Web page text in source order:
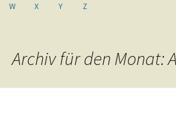
W
X Y Z
Archiv für den Monat: